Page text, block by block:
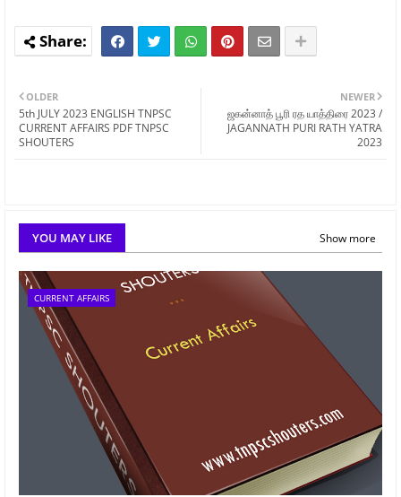
NEWER
ஜகன்னாத் பூரி ரத யாத்திரை 2023 /
JAGANNATH PURI RATH YATRA
2023
OLDER
5th JULY 2023 ENGLISH TNPSC
CURRENT AFFAIRS PDF TNPSC
SHOUTERS
YOU MAY LIKE Show more
CURRENT AFFAIRS